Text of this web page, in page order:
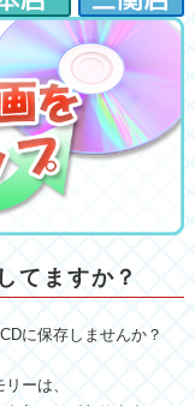
てますか？
に保存しませんか？
ーは、